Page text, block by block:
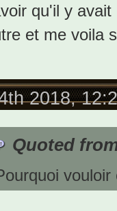
qu'il y
et me voila
2018,
Quoted